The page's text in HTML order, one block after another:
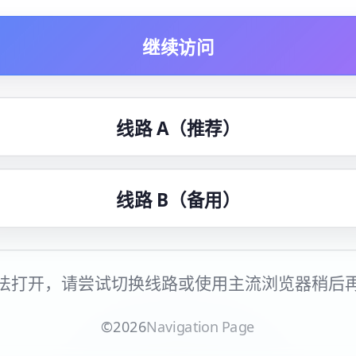
继续访问
线路 A（推荐）
线路 B（备用）
打开，请尝试切换线路或使用主流浏览器稍后
©2026Navigation Page